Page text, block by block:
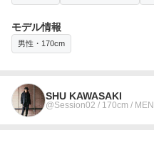
モデル情報
男性・170cm
SHU KAWASAKI
@Session02 / 170cm / MEN